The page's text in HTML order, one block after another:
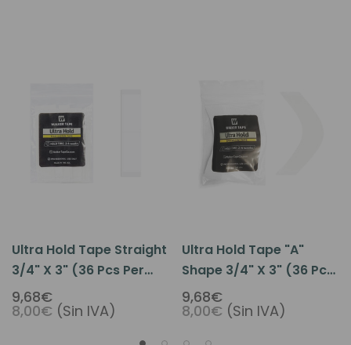
Ultra Hold Tape Straight
3/4" X 3" (36 Pcs Per
Pack)
9,68€
8,00€ (Sin IVA)
Ultra Hold Tape "A"
Shape 3/4" X 3" (36 Pcs
Per Pack)
9,68€
8,00€ (Sin IVA)